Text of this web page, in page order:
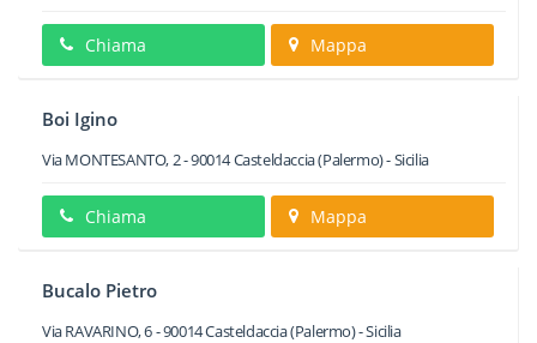
Chiama Mappa
Boi Igino
Via MONTESANTO, 2-90014Casteldaccia(Palermo) -Sicilia
Chiama Mappa
Bucalo Pietro
Via RAVARINO, 6-90014Casteldaccia(Palermo) -Sicilia